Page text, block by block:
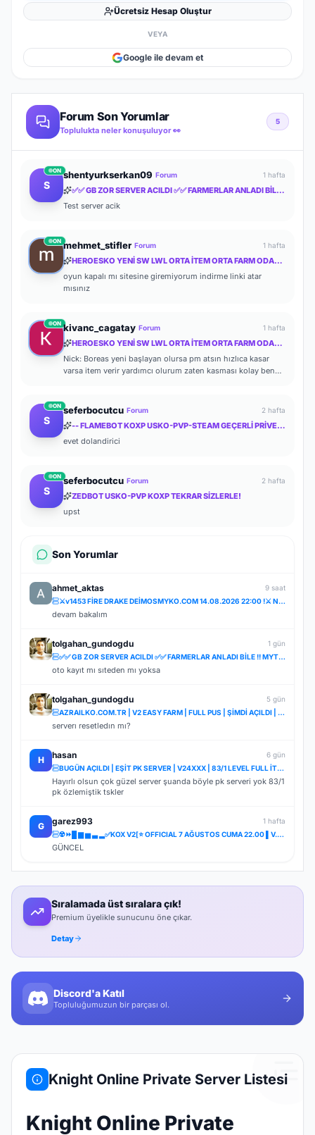
Ücretsiz Hesap Oluştur
VEYA
Google ile devam et
Forum Son Yorumlar
Toplulukta neler konuşuluyor 👀
5
S
ON shentyurkserkan09 Forum 1 hafta
✅✅ GB ZOR SERVER ACILDI ✅✅ FARMERLAR ANLADI BİLE !! MYTHKO 20:00 'da ONLİNE ✅✅
Test server acik
ON mehmet_stifler Forum 1 hafta
HEROESKO YENİ SW LWL ORTA İTEM ORTA FARM ODAKLI HERKESİ BEKLERİZ
oyun kapalı mı sitesine giremiyorum indirme linki atar
mısınız
ON kivanc_cagatay Forum 1 hafta
HEROESKO YENİ SW LWL ORTA İTEM ORTA FARM ODAKLI HERKESİ BEKLERİZ
Nick: Boreas yeni başlayan olursa pm atsın hızlıca kasar
varsa item verir yardımcı olurum zaten kasması kolay ben
S
ON seferbocutcu Forum 2 hafta
-- FLAMEBOT KOXP USKO-PVP-STEAM GEÇERLİ PRİVETE KOXP--
evet dolandirici
S
ON seferbocutcu Forum 2 hafta
ZEDBOT USKO-PVP KOXP TEKRAR SİZLERLE!
upst
Son Yorumlar
ahmet_aktas
9 saat
⚔️v1453 FİRE DRAKE DEİMOSMYKO.COM 14.08.2026 22:00 !⚔️ NOSTALJİ SERVER STARTER BEDAVA!ÖZLENEN NOSTAL
devam bakalım
tolgahan_gundogdu
1 gün
✅✅ GB ZOR SERVER ACILDI ✅✅ FARMERLAR ANLADI BİLE !! MYTHKO 20:00 'da ONLİNE ✅✅
oto kayıt mı sıteden mı yoksa
tolgahan_gundogdu
5 gün
AZRAILKO.COM.TR | V2 EASY FARM | FULL PUS | ŞİMDİ AÇILDI | İNDİR BAŞLA
serverı resetledın mı?
H hasan
6 gün
BUGÜN AÇILDI | EŞİT PK SERVER | V24XXX | 83/1 LEVEL FULL İTEM | İTEM SATIŞI YOKTUR
Hayırlı olsun çok güzel server şuanda böyle pk serveri yok 83/1
pk özlemiştik tskler
G garez993
1 hafta
☢️⏩█ ▆ ▅ ▃ ▂✅KOX V2[⭐ OFFICIAL 7 AĞUSTOS CUMA 22.00 ▌V.2⭐] ✅ ⚔️⋆ BOL ETKİNLİK ⋆⚔️ ⋆ LIGHT FARM ⚔️
GÜNCEL
Sıralamada üst sıralara çık!
Premium üyelikle sunucunu öne çıkar.
Detay
Discord'a Katıl
Topluluğumuzun bir parçası ol.
Knight Online Private Server Listesi
Knight Online Private